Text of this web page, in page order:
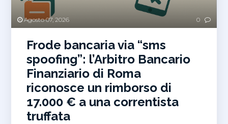
Agosto 07, 2026 0
Frode bancaria via “sms
spoofing”: l’Arbitro Bancario
Finanziario di Roma
riconosce un rimborso di
17.000 € a una correntista
truffata